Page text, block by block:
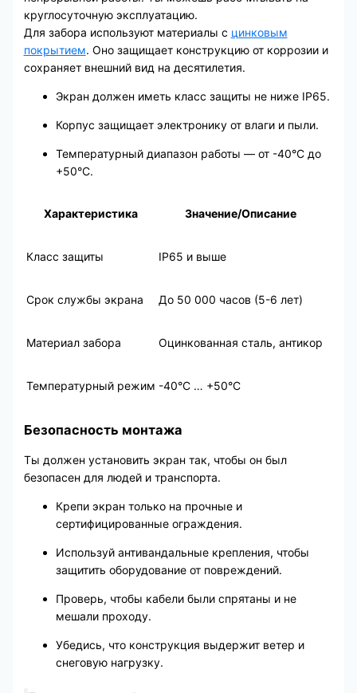
круглосуточную эксплуатацию.
Для забора используют материалы с цинковым
покрытием. Оно защищает конструкцию от коррозии и
сохраняет внешний вид на десятилетия.
Экран должен иметь класс защиты не ниже IP65.
Корпус защищает электронику от влаги и пыли.
Температурный диапазон работы — от -40°C до
+50°C.
Характеристика Значение/Описание
Класс защиты IP65 и выше
Срок службы экрана До 50 000 часов (5-6 лет)
Материал забора Оцинкованная сталь, антикор
Температурный режим -40°C … +50°C
Безопасность монтажа
Ты должен установить экран так, чтобы он был
безопасен для людей и транспорта.
Крепи экран только на прочные и
сертифицированные ограждения.
Используй антивандальные крепления, чтобы
защитить оборудование от повреждений.
Проверь, чтобы кабели были спрятаны и не
мешали проходу.
Убедись, что конструкция выдержит ветер и
снеговую нагрузку.